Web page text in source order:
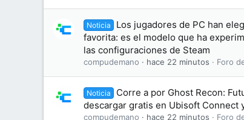
Noticia
Los jugadores de PC han
favorita: es el modelo que ha
las configuraciones de Steam
compudemano hace 22 minutos Foro
Noticia
Corre a por Ghost Recon:
descargar gratis en Ubisoft Connect
compudemano hace 22 minutos Foro